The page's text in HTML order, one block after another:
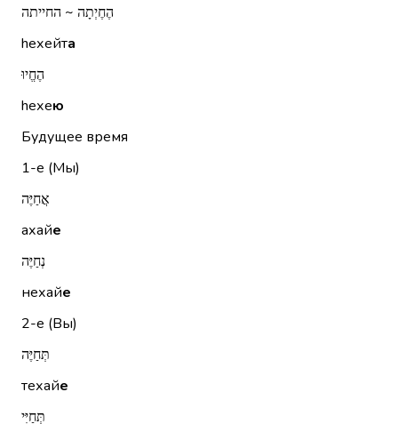
הֶחֶיְתָה ~ החייתה
hехейта
הֶחֱיוּ
hехею
Будущее время
1-е (Мы)
אֲחַיֶּה
ахайе
נְחַיֶּה
нехайе
2-е (Вы)
תְּחַיֶּה
техайе
תְּחַיִּי